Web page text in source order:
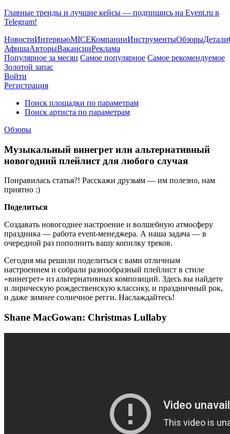
Главные тренды и лучшие кейсы — подпишись на Event.ru в
Telegram!
НовостиИнтервьюMICEКомпанииИнструментыОбзорыДетали
АфишаАвторыВакансииРеклама
Популярное за месяц Самое популярное Самое рекомендуемое
Золотой запас
Войти
Регистрация
Поиск площадки по параметрам
Поиск артиста по параметрам
Обзоры
Музыкальный винегрет или альтернативный
новогодний плейлист для любого случая
Понравилась статья?! Расскажи друзьям — им полезно, нам
приятно :)
Поделиться
Создавать новогоднее настроение и волшебную атмосферу
праздника — работа event-менеджера. А наша задача — в
очередной раз пополнить вашу копилку треков.
Сегодня мы решили поделиться с вами отличным
настроением и собрали разнообразный плейлист в стиле
«винегрет» из альтернативных композиций. Здесь вы найдете
и лирическую рождественскую классику, и праздничный рок,
и даже зимнее солнечное регги. Наслаждайтесь!
Shane MacGowan: Christmas Lullaby